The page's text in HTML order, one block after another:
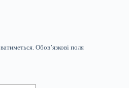
Обов’язкові поля